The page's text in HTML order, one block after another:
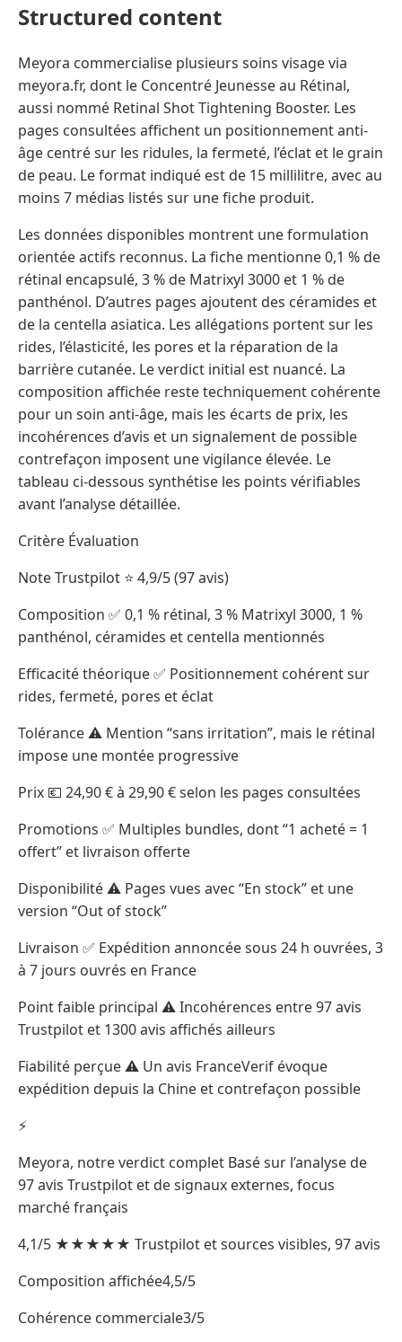
Structured content
Meyora commercialise plusieurs soins visage via
meyora.fr, dont le Concentré Jeunesse au Rétinal,
aussi nommé Retinal Shot Tightening Booster. Les
pages consultées affichent un positionnement anti-
âge centré sur les ridules, la fermeté, l’éclat et le grain
de peau. Le format indiqué est de 15 millilitre, avec au
moins 7 médias listés sur une fiche produit.
Les données disponibles montrent une formulation
orientée actifs reconnus. La fiche mentionne 0,1 % de
rétinal encapsulé, 3 % de Matrixyl 3000 et 1 % de
panthénol. D’autres pages ajoutent des céramides et
de la centella asiatica. Les allégations portent sur les
rides, l’élasticité, les pores et la réparation de la
barrière cutanée. Le verdict initial est nuancé. La
composition affichée reste techniquement cohérente
pour un soin anti-âge, mais les écarts de prix, les
incohérences d’avis et un signalement de possible
contrefaçon imposent une vigilance élevée. Le
tableau ci-dessous synthétise les points vérifiables
avant l’analyse détaillée.
Critère Évaluation
Note Trustpilot ⭐ 4,9/5 (97 avis)
Composition ✅ 0,1 % rétinal, 3 % Matrixyl 3000, 1 %
panthénol, céramides et centella mentionnés
Efficacité théorique ✅ Positionnement cohérent sur
rides, fermeté, pores et éclat
Tolérance ⚠️ Mention “sans irritation”, mais le rétinal
impose une montée progressive
Prix 💶 24,90 € à 29,90 € selon les pages consultées
Promotions ✅ Multiples bundles, dont “1 acheté = 1
offert” et livraison offerte
Disponibilité ⚠️ Pages vues avec “En stock” et une
version “Out of stock”
Livraison ✅ Expédition annoncée sous 24 h ouvrées, 3
à 7 jours ouvrés en France
Point faible principal ⚠️ Incohérences entre 97 avis
Trustpilot et 1300 avis affichés ailleurs
Fiabilité perçue ⚠️ Un avis FranceVerif évoque
expédition depuis la Chine et contrefaçon possible
⚡
Meyora, notre verdict complet Basé sur l’analyse de
97 avis Trustpilot et de signaux externes, focus
marché français
4,1/5 ★★★★★ Trustpilot et sources visibles, 97 avis
Composition affichée4,5/5
Cohérence commerciale3/5